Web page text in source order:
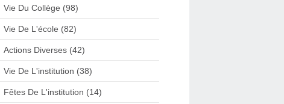
Vie Du Collège (98)
Vie De L'école (82)
Actions Diverses (42)
Vie De L'institution (38)
Fêtes De L'institution (14)